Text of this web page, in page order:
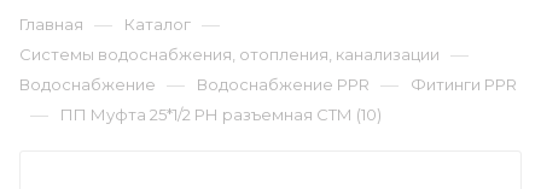
Главная — Каталог —
Системы водоснабжения, отопления, канализации —
Водоснабжение — Водоснабжение PPR — Фитинги PPR
— ПП Муфта 25*1/2 РН разъемная СТМ (10)